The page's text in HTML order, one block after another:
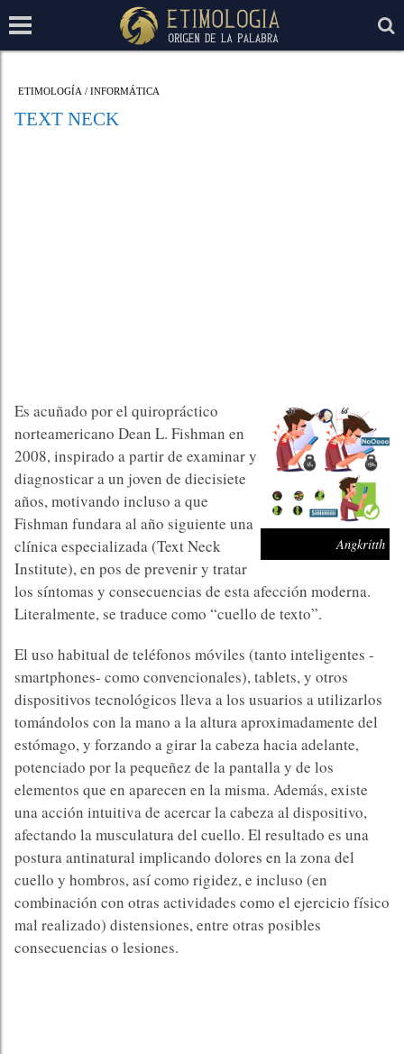
ETIMOLOGÍA / INFORMÁTICA
TEXT NECK
Angkritth
Es acuñado por el quiropráctico
norteamericano Dean L. Fishman en
2008, inspirado a partir de examinar y
diagnosticar a un joven de diecisiete
años, motivando incluso a que
Fishman fundara al año siguiente una
clínica especializada (Text Neck
Institute), en pos de prevenir y tratar
los síntomas y consecuencias de esta afección moderna.
Literalmente, se traduce como “cuello de texto”.
El uso habitual de teléfonos móviles (tanto inteligentes -
smartphones- como convencionales), tablets, y otros
dispositivos tecnológicos lleva a los usuarios a utilizarlos
tomándolos con la mano a la altura aproximadamente del
estómago, y forzando a girar la cabeza hacia adelante,
potenciado por la pequeñez de la pantalla y de los
elementos que en aparecen en la misma. Además, existe
una acción intuitiva de acercar la cabeza al dispositivo,
afectando la musculatura del cuello. El resultado es una
postura antinatural implicando dolores en la zona del
cuello y hombros, así como rigidez, e incluso (en
combinación con otras actividades como el ejercicio físico
mal realizado) distensiones, entre otras posibles
consecuencias o lesiones.